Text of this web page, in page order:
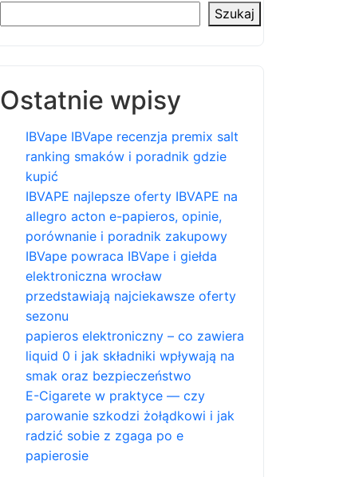
Szukaj
Ostatnie wpisy
IBVape IBVape recenzja premix salt
ranking smaków i poradnik gdzie
kupić
IBVAPE najlepsze oferty IBVAPE na
allegro acton e-papieros, opinie,
porównanie i poradnik zakupowy
IBVape powraca IBVape i giełda
elektroniczna wrocław
przedstawiają najciekawsze oferty
sezonu
papieros elektroniczny – co zawiera
liquid 0 i jak składniki wpływają na
smak oraz bezpieczeństwo
E-Cigarete w praktyce — czy
parowanie szkodzi żołądkowi i jak
radzić sobie z zgaga po e
papierosie